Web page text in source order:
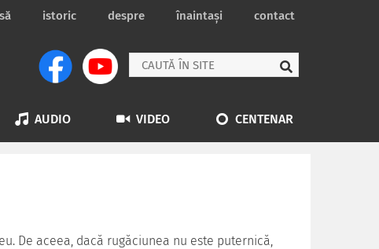
istoric despre înaintași contact
AUDIO VIDEO CENTENAR
De aceea, dacă rugăciunea nu este puternică,